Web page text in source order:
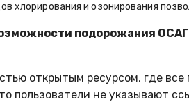
хлорирования и озонирования
подорожания
открытым ресурсом, где
пользователи не указывают